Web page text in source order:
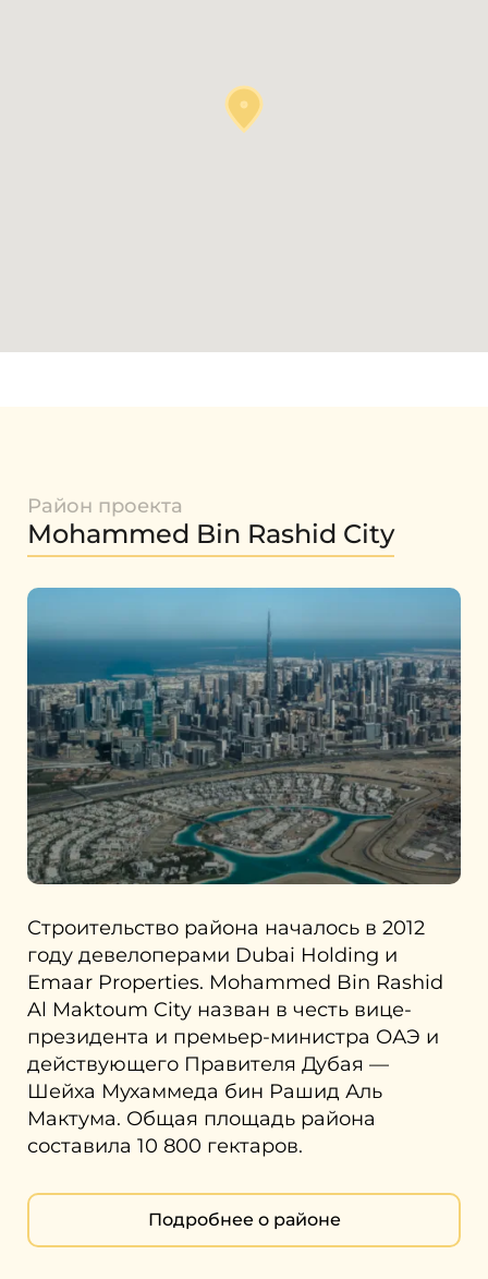
Район проекта
Mohammed Bin Rashid City
Строительство района началось в 2012
году девелоперами Dubai Holding и
Emaar Properties. Mohammed Bin Rashid
Al Maktoum City назван в честь вице-
президента и премьер-министра ОАЭ и
действующего Правителя Дубая —
Шейха Мухаммеда бин Рашид Аль
Мактума. Общая площадь района
составила 10 800 гектаров.
Подробнее о районе